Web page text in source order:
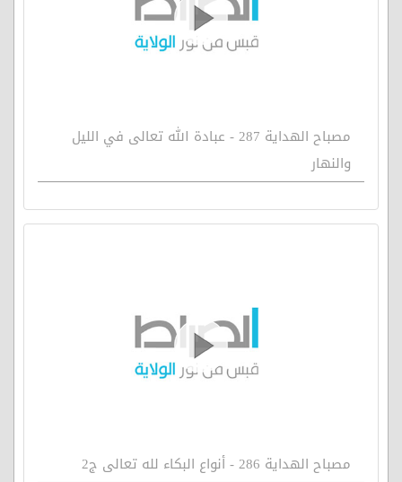
مصباح الهداية 287 - عبادة الله تعالى في الليل
والنهار
مصباح الهداية 286 - أنواع البكاء لله تعالى ج2